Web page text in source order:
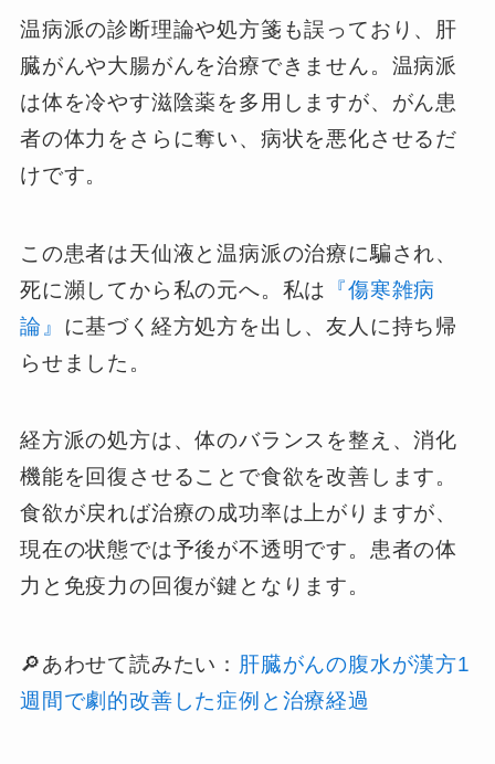
温病派の診断理論や処方箋も誤っており、肝
臓がんや大腸がんを治療できません。温病派
は体を冷やす滋陰薬を多用しますが、がん患
者の体力をさらに奪い、病状を悪化させるだ
けです。
この患者は天仙液と温病派の治療に騙され、
死に瀕してから私の元へ。私は
『傷寒雑病
論』 に基づく経方処方を出し、友人に持ち帰
らせました。
経方派の処方は、体のバランスを整え、消化
機能を回復させることで食欲を改善します。
食欲が戻れば治療の成功率は上がりますが、
現在の状態では予後が不透明です。患者の体
力と免疫力の回復が鍵となります。
🔎あわせて読みたい： 肝臓がんの腹水が漢方1
週間で劇的改善した症例と治療経過